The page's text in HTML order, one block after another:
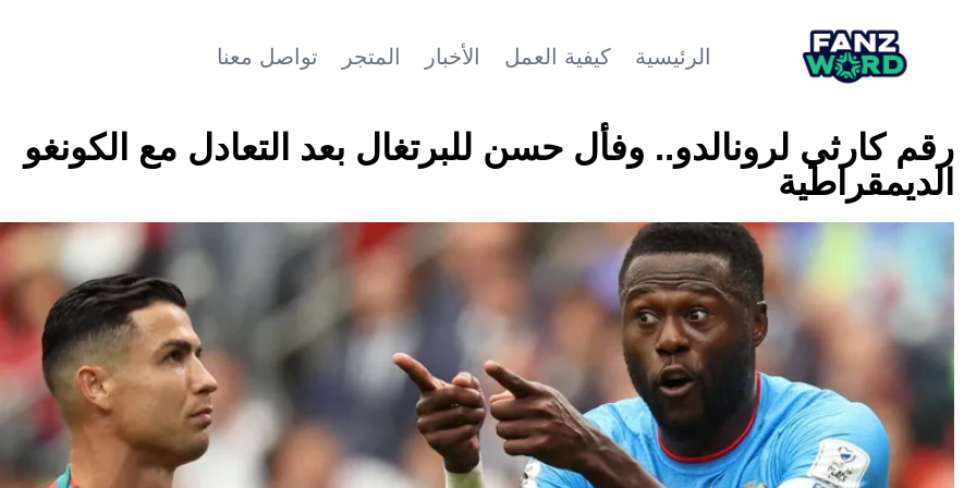
الرئيسية كيفية العمل الأخبار المتجر تواصل معنا
رقم كارثي لرونالدو.. وفأل حسن للبرتغال بعد التعادل مع الكونغو
الديمقراطية